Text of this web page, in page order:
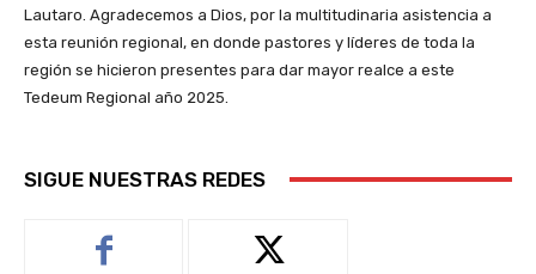
Lautaro. Agradecemos a Dios, por la multitudinaria asistencia a
esta reunión regional, en donde pastores y líderes de toda la
región se hicieron presentes para dar mayor realce a este
Tedeum Regional año 2025.
SIGUE NUESTRAS REDES